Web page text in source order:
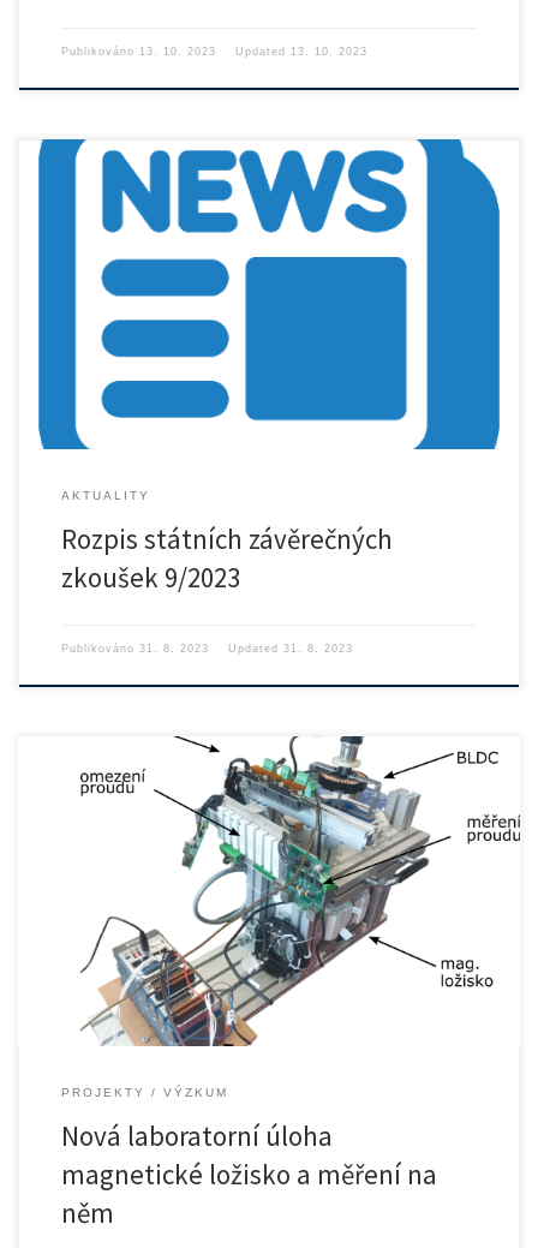
Publikováno 13. 10. 2023 Updated 13. 10. 2023
Rozpis SZZ
AKTUALITY
Rozpis státních závěrečných
zkoušek 9/2023
Publikováno 31. 8. 2023 Updated 31. 8. 2023
Cílem je tvorba zcela nové laboratorní úlohy zejména pro předmět
PROJEKTY VÝZKUM
Nová laboratorní úloha
magnetické ložisko a měření na
něm